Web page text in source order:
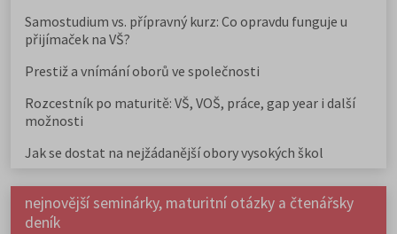
Samostudium vs. přípravný kurz: Co opravdu funguje u
přijímaček na VŠ?
Prestiž a vnímání oborů ve společnosti
Rozcestník po maturitě: VŠ, VOŠ, práce, gap year i další
možnosti
Jak se dostat na nejžádanější obory vysokých škol
nejnovější seminárky, maturitní otázky a čtenářsky
deník